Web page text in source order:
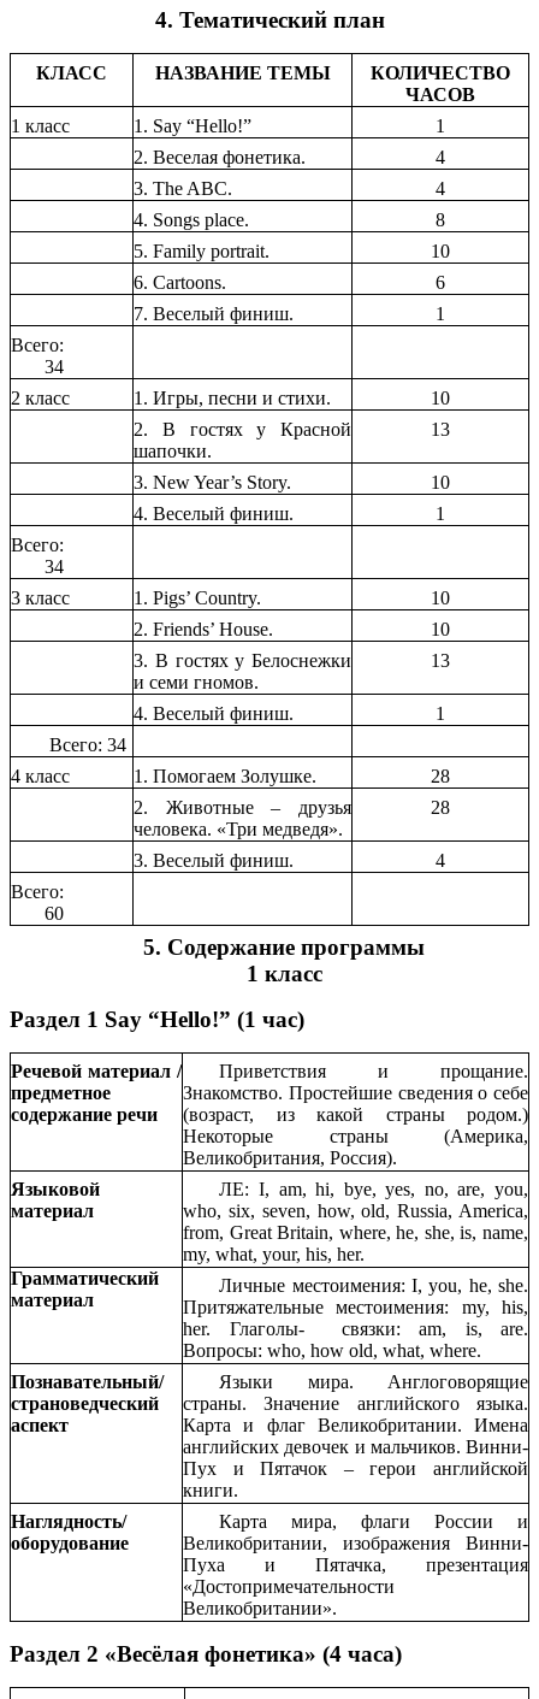
4. Тематический план
КЛАСС НАЗВАНИЕ ТЕМЫ
КОЛИЧЕСТВО
ЧАСОВ
1 класс
1. Say “Hello!”
1
2. Веселая фонетика.
4
3. The ABC.
4
4. Songs place.
8
5. Family portrait.
10
6. Cartoons.
6
7. Веселый финиш.
1
Всего:
34
2 класс
1. Игры, песни и стихи.
10
2. В гостях у Красной
шапочки.
13
3. New Year’s Story.
10
4. Веселый финиш.
1
Всего:
34
3 класс
1. Pigs’ Country.
10
2. Friends’ House.
10
3. В гостях у Белоснежки
и семи гномов.
13
4. Веселый финиш.
1
Всего: 34
4 класс
1. Помогаем Золушке.
28
2. Животные – друзья
человека. «Три медведя».
28
3. Веселый финиш.
4
Всего:
60
5. Содержание программы
1 класс
Раздел 1 Say “Hello!” (1 час)
Речевой материал /
предметное
содержание речи
Приветствия и прощание.
Знакомство. Простейшие сведения о себе
(возраст, из какой страны родом.)
Некоторые страны (Америка,
Великобритания, Россия).
Языковой
материал
ЛЕ: I, am, hi, bye, yes, no, are, you,
who, six, seven, how, old, Russia, America,
from, Great Britain, where, he, she, is, name,
my, what, your, his, her.
Грамматический
материал
Личные местоимения: I, you, he, she.
Притяжательные местоимения: my, his,
her. Глаголы- связки: am, is, are.
Вопросы: who, how old, what, where.
Познавательный/
страноведческий
аспект
Языки мира. Англоговорящие
страны. Значение английского языка.
Карта и флаг Великобритании. Имена
английских девочек и мальчиков. Винни-
Пух и Пятачок – герои английской
книги.
Наглядность/
оборудование
Карта мира, флаги России и
Великобритании, изображения Винни-
Пуха и Пятачка, презентация
«Достопримечательности
Великобритании».
Раздел 2 «Весёлая фонетика» (4 часа)